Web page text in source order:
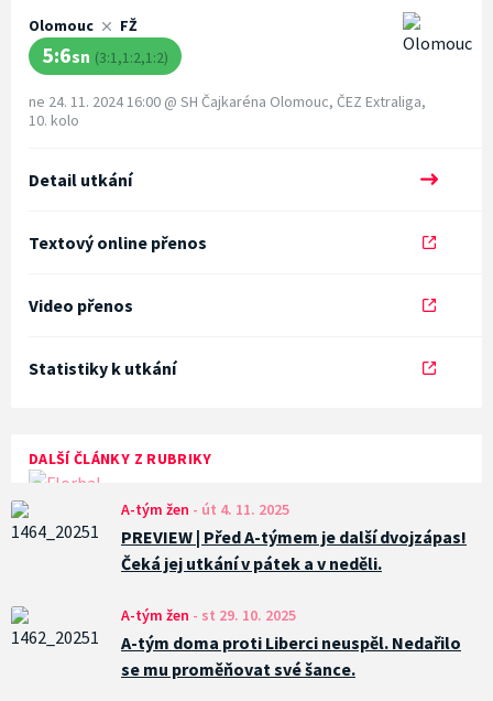
Olomouc FŽ
5:6sn (3:1,1:2,1:2)
ne 24. 11. 2024 16:00 @ SH Čajkaréna Olomouc, ČEZ Extraliga,
10. kolo
Detail utkání
Textový online přenos
Video přenos
Statistiky k utkání
DALŠÍ ČLÁNKY Z RUBRIKY
A-tým žen - út 4. 11. 2025
PREVIEW | Před A-týmem je další dvojzápas!
Čeká jej utkání v pátek a v neděli.
A-tým žen - st 29. 10. 2025
A-tým doma proti Liberci neuspěl. Nedařilo
se mu proměňovat své šance.